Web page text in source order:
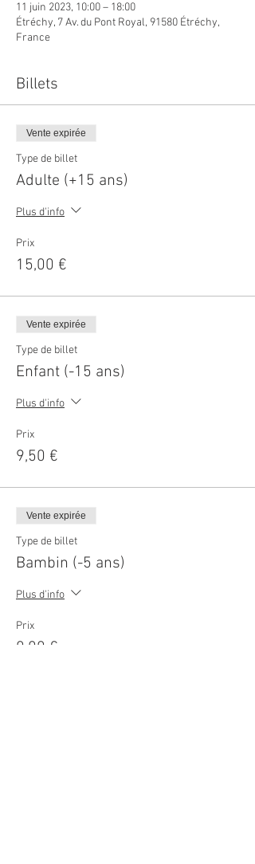
11 juin 2023, 10:00 – 18:00
Étréchy, 7 Av. du Pont Royal, 91580 Étréchy,
France
Billets
Vente expirée
Type de billet
Adulte (+15 ans)
Plus d'info
Prix
15,00 €
Vente expirée
Type de billet
Enfant (-15 ans)
Plus d'info
Prix
9,50 €
Vente expirée
Type de billet
Bambin (-5 ans)
Plus d'info
Prix
0,00 €